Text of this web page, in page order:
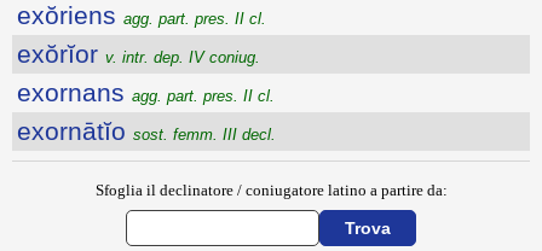
exŏriens agg. part. pres. II cl.
exŏrĭor v. intr. dep. IV coniug.
exornans agg. part. pres. II cl.
exornātĭo sost. femm. III decl.
Sfoglia il declinatore / coniugatore latino a partire da: